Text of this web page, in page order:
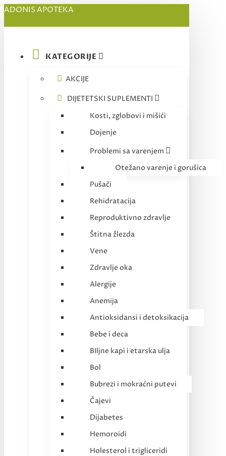
ADONIS APOTEKA
KATEGORIJE
AKCIJE
DIJETETSKI SUPLEMENTI
Kosti, zglobovi i mišići
Dojenje
Problemi sa varenjem
Otežano varenje i gorušica
Pušači
Rehidratacija
Reproduktivno zdravlje
Štitna žlezda
Vene
Zdravlje oka
Alergije
Anemija
Antioksidansi i detoksikacija
Bebe i deca
BIljne kapi i etarska ulja
Bol
Bubrezi i mokraćni putevi
Čajevi
Dijabetes
Hemoroidi
Holesterol i trigliceridi